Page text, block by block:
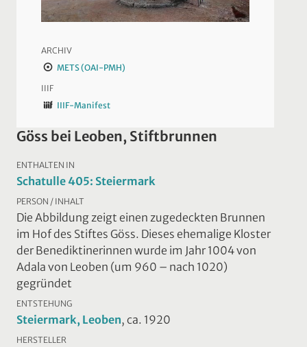
ARCHIV
METS (OAI-PMH)
IIIF
IIIF-Manifest
Göss bei Leoben, Stiftbrunnen
ENTHALTEN IN
Schatulle 405: Steiermark
PERSON / INHALT
Die Abbildung zeigt einen zugedeckten Brunnen
im Hof des Stiftes Göss. Dieses ehemalige Kloster
der Benediktinerinnen wurde im Jahr 1004 von
Adala von Leoben (um 960 – nach 1020)
gegründet
ENTSTEHUNG
Steiermark, Leoben, ca. 1920
HERSTELLER